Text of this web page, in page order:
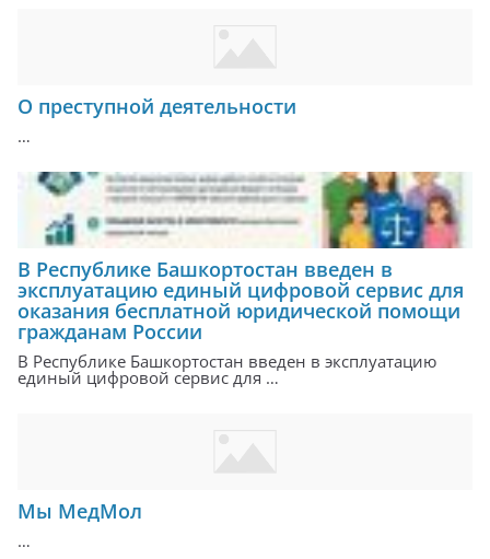
О преступной деятельности
…
В Республике Башкортостан введен в
эксплуатацию единый цифровой сервис для
оказания бесплатной юридической помощи
гражданам России
В Республике Башкортостан введен в эксплуатацию
единый цифровой сервис для …
Мы МедМол
…